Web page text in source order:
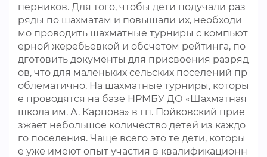
перников. Для того, чтобы дети подучали раз
ряды по шахматам и повышали их, необходи
мо проводить шахматные турниры с компьют
ерной жеребьевкой и обсчетом рейтинга, по
дготовить документы для присвоения разряд
ов, что для маленьких сельских поселений пр
облематично. На шахматные турниры, которы
е проводятся на базе НРМБУ ДО «Шахматная
школа им. А. Карпова» в гп. Пойковский прие
зжает небольшое количество детей из каждо
го поселения. Чаще всего это те дети, которы
е уже имеют опыт участия в квалификационн